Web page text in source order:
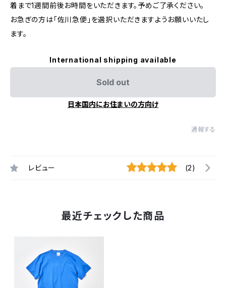
着まで1週間前後お時間をいただきます。予めご了承ください。
お急ぎの方は「佐川急便」を選択いただきますようお願いいたし
ます。
International shipping available
Sold out
日本国内にお住まいの方向け
通報する
レビュー (2)
最近チェックした商品